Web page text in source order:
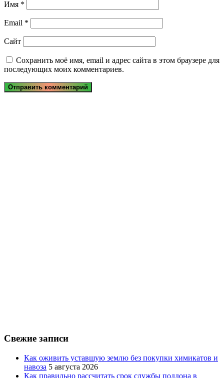
Имя *
Email *
Сайт
Сохранить моё имя, email и адрес сайта в этом браузере для
последующих моих комментариев.
Свежие записи
Как оживить уставшую землю без покупки химикатов и
навоза 5 августа 2026
Как правильно рассчитать срок службы поддона в